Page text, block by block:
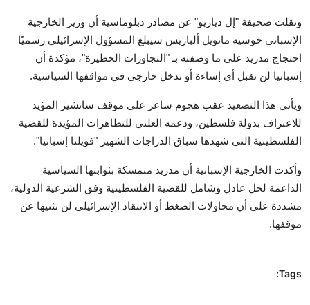
ونقلت صحيفة "إل دياريو" عن مصادر دبلوماسية أن وزير الخارجية
الإسباني خوسيه مانويل ألباريس سيبلغ المسؤول الإسرائيلي رسميًا
احتجاج مدريد على ما وصفته بـ "التجاوزات الخطيرة"، مؤكدة أن
إسبانيا لن تقبل أي إساءة أو تدخل خارجي في مواقفها السياسية.
ويأتي هذا التصعيد عقب هجوم ساعر على موقف سانشيز المؤيد
للاعتراف بدولة فلسطين، ودعمه العلني للتظاهرات المؤيدة للقضية
الفلسطينية التي شهدها سباق الدراجات الشهير "فويلتا إسبانيا".
وأكدت الخارجية الإسبانية أن مدريد متمسكة بثوابتها السياسية
الداعمة لحل عادل وشامل للقضية الفلسطينية وفق الشرعية الدولية،
مشددة على أن محاولات الضغط أو الانتقاد الإسرائيلي لن تثنيها عن
موقفها.
Tags: